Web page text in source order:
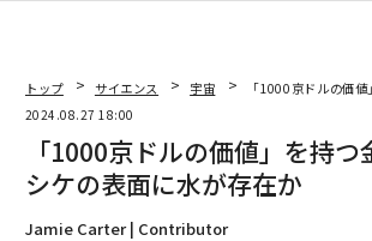
トップ サイエンス 宇宙
「1000京ドルの価
2024.08.27 18:00
「1000京ドルの価値」を持
シケの表面に水が存在か
Jamie Carter | Contributor